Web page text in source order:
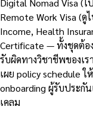
Digital Nomad Visa (
Remote Work Visa (ดู
Income, Health
Certificate — ทั้งชุดต้อ
รับผิดทางวิชาชีพของเ
เผย policy schedule ใ
onboarding ผู้รับประกั
เคลม